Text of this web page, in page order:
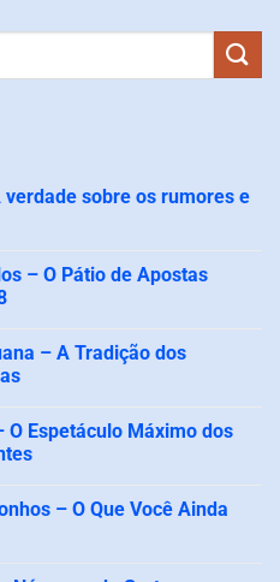
sobre os rumores e
– O Pátio de Apostas
– A Tradição dos
O Espetáculo Máximo dos
– O Que Você Ainda